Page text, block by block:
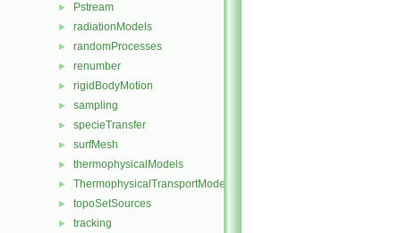
► Pstream
► radiationModels
► randomProcesses
► renumber
► rigidBodyMotion
► sampling
► specieTransfer
► surfMesh
► thermophysicalModels
► ThermophysicalTransportModels
► topoSetSources
► tracking